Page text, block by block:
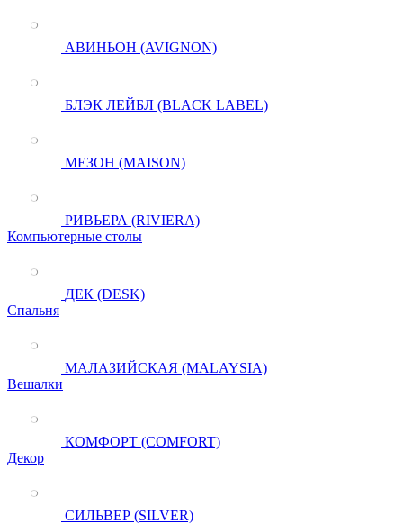
АВИНЬОН (AVIGNON)
БЛЭК ЛЕЙБЛ (BLACK LABEL)
МЕЗОН (MAISON)
РИВЬЕРА (RIVIERA)
Компьютерные столы
ДЕК (DESK)
Спальня
МАЛАЗИЙСКАЯ (MALAYSIA)
Вешалки
КОМФОРТ (COMFORT)
Декор
СИЛЬВЕР (SILVER)